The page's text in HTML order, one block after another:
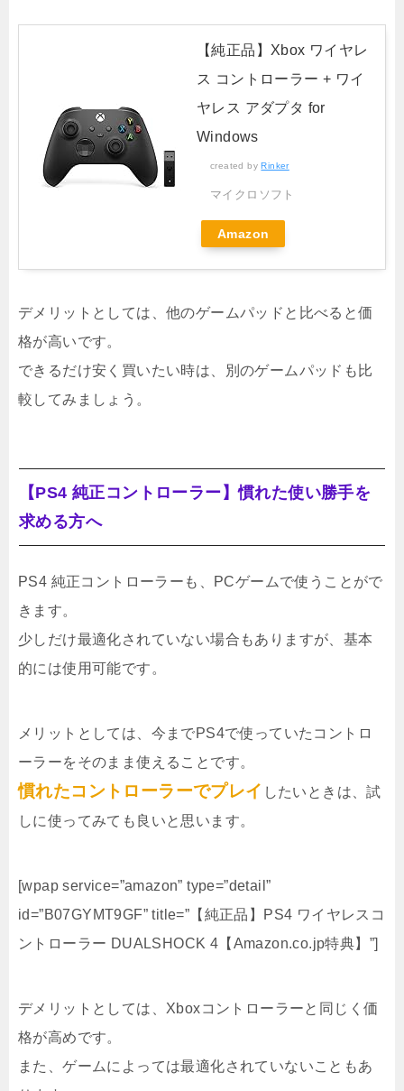
【純正品】Xbox ワイヤレ
ス コントローラー + ワイ
ヤレス アダプタ for
Windows
created byRinker
マイクロソフト
Amazon
デメリットとしては、他のゲームパッドと比べると価
格が高いです。
できるだけ安く買いたい時は、別のゲームパッドも比
較してみましょう。
【PS4 純正コントローラー】慣れた使い勝手を
求める方へ
PS4 純正コントローラーも、PCゲームで使うことがで
きます。
少しだけ最適化されていない場合もありますが、基本
的には使用可能です。
メリットとしては、今までPS4で使っていたコントロ
ーラーをそのまま使えることです。
慣れたコントローラーでプレイ したいときは、試
しに使ってみても良いと思います。
[wpap service=”amazon” type=”detail”
id=”B07GYMT9GF” title=”【純正品】PS4 ワイヤレスコ
ントローラー DUALSHOCK 4【Amazon.co.jp特典】”]
デメリットとしては、Xboxコントローラーと同じく価
格が高めです。
また、ゲームによっては最適化されていないこともあ